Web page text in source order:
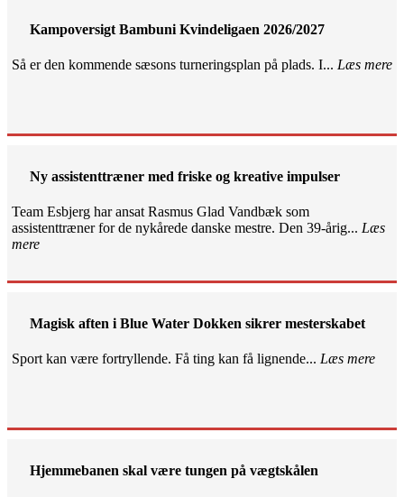
Kampoversigt Bambuni Kvindeligaen 2026/2027
Så er den kommende sæsons turneringsplan på plads. I... Læs mere
Ny assistenttræner med friske og kreative impulser
Team Esbjerg har ansat Rasmus Glad Vandbæk som
assistenttræner for de nykårede danske mestre. Den 39-årig... Læs
mere
Magisk aften i Blue Water Dokken sikrer mesterskabet
Sport kan være fortryllende. Få ting kan få lignende... Læs mere
Hjemmebanen skal være tungen på vægtskålen